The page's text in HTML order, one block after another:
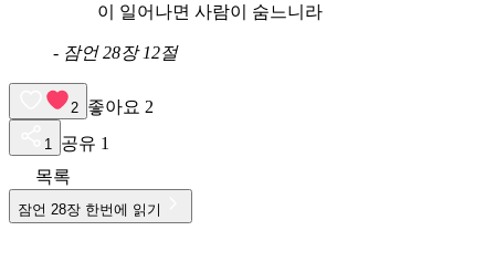
이 일어나면 사람이 숨느니라
- 잠언 28장 12절
2 좋아요 2
1 공유 1
목록
잠언 28장 한번에 읽기